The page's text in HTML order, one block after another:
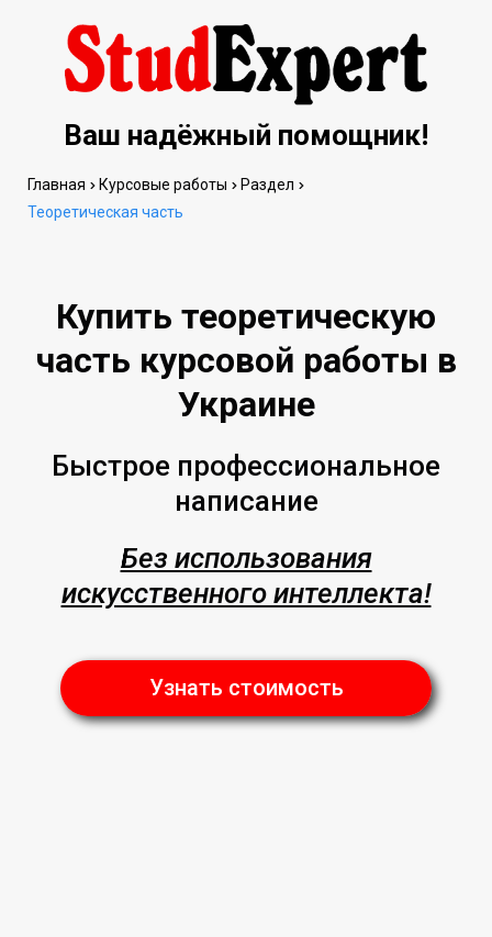
Ваш надёжный помощник!
Купить теоретическую
часть курсовой работы в
Украине
Быстрое профессиональное
написание
Без использования
искусственного интеллекта!
Узнать стоимость
Главная Курсовые работы
Раздел
Теоретическая часть